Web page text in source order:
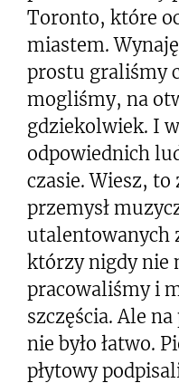
Toronto, które
miastem.
prostu graliśmy
mogliśmy, na
gdziekolwiek. I
odpowiednich
czasie. Wiesz, to
przemysł
utalentowanych
którzy nigdy nie
pracowaliśmy i
szczęścia. Ale
nie było łatwo.
płytowy